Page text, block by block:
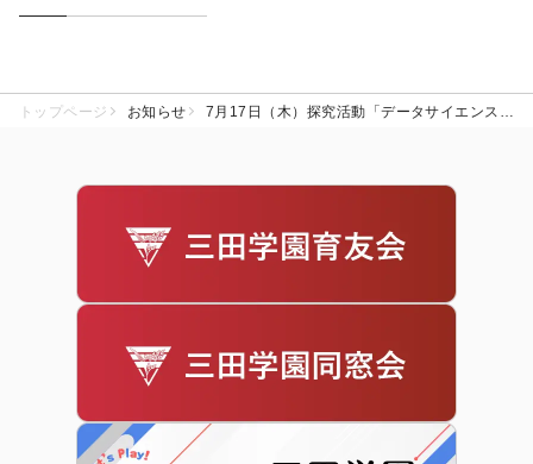
トップページ お知らせ 7月17日（木）探究活動「データサイエンスワークショップ」